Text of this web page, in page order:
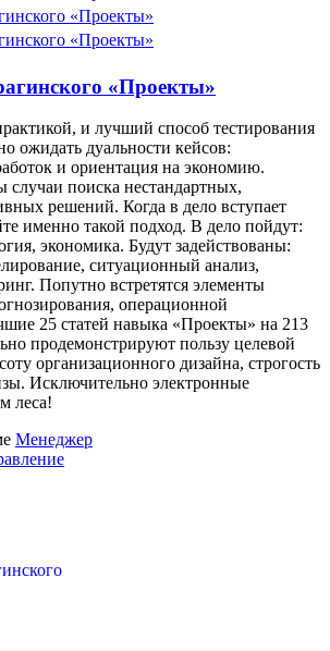
«Проекты»
и лучший способ тестирования
ожидать дуальности кейсов:
и ориентация на экономию.
случаи поиска нестандартных,
решений. Когда в дело вступает
именно такой подход. В дело пойдут:
экономика. Будут задействованы:
ситуационный анализ,
Попутно встретятся элементы
операционной
25 статей навыка «Проекты» на 213
продемонстрируют пользу целевой
организационного дизайна, строгость
Исключительно электронные
леса!
Менеджер